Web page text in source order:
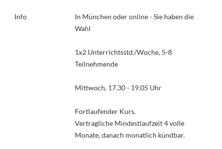
Info
In München oder online - Sie haben die
Wahl
1x2 Unterrichtsstd./Woche, 5-8
Teilnehmende
Mittwoch, 17.30 - 19.05 Uhr
Fortlaufender Kurs.
Vertragliche Mindestlaufzeit 4 volle
Monate, danach monatlich kündbar.